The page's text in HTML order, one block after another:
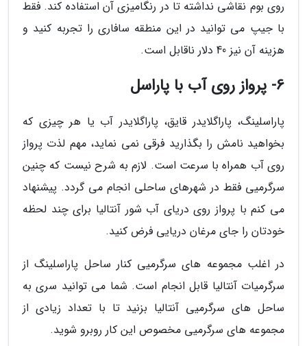
روی بوم نقاشی نداشته تا در رنگامیزی آن استفاده کند. فقط
با جیپ می توانید در این منطقه سافاری را تجربه کنید و
هزینه آن نیز 40 دلار ناقابل است.
6- پرواز روی آب با پاراسل
پاراسلینگ، پاراگلایدر قایق، پاراگلایدر آب یا هر چیزی که
بخواهید نامش را بگذارید فرقی نمی نماید، مهم لذت پرواز
روی آب همراه با سرعت است. لازم به شرح نیست که چنین
سرگرمیی فقط در شهرهای ساحلی انجام می گردد. پیشنهاد
می کنم با پرواز روی دریای آب شور آنتالیا برای چند لحظه
خودتان را جای مرغان دریایی فرض کنید.
در اغلب مجموعه های سرگرمیی کنار ساحل پاراسلینگ از
سرگرمیات آنتالیا قابل انجام است. شما می توانید سری به
ساحل های سرگرمیی آنتالیا بزنید تا با تعداد زیادی از
مجموعه های سرگرمیی مخصوص این کار روبرو شوید.